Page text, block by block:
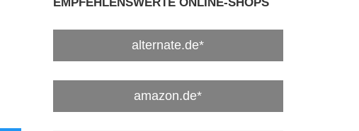
alternate.de*
amazon.de*